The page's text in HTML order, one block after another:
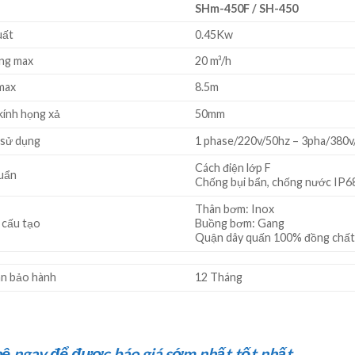
SHm-450F / SH-450
0.45Kw
max
20 m³/h
8.5m
họng xả
50mm
dụng
1 phase/220v/50hz – 3pha/
Cách điện lớp F
Chống bụi bẩn, chống nước
tạo
Thân bơm: Inox
Buồng bơm: Gang
Quận dây quấn 100% đồng
bảo hành 12 Tháng